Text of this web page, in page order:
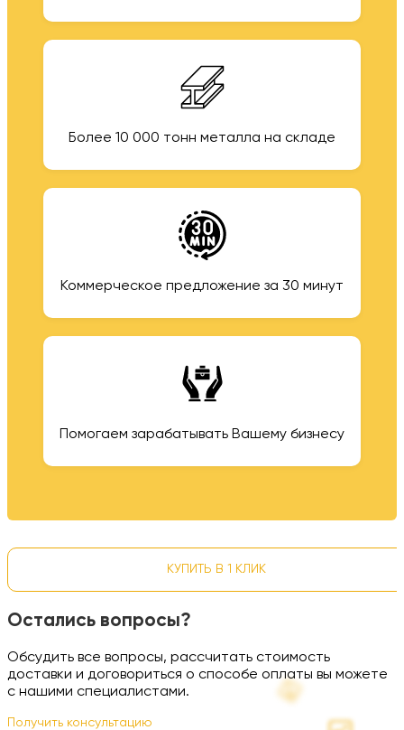
Более 10 000 тонн металла на складе
Коммерческое предложение за 30 минут
Помогаем зарабатывать Вашему бизнесу
КУПИТЬ В 1 КЛИК
Остались вопросы?
Обсудить все вопросы, рассчитать стоимость
доставки и договориться о способе оплаты вы можете
с нашими специалистами.
Получить консультацию